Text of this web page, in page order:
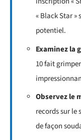
« Black Star
potentiel.
Examinez la
10 fait
Observez le
records sur le
de façon